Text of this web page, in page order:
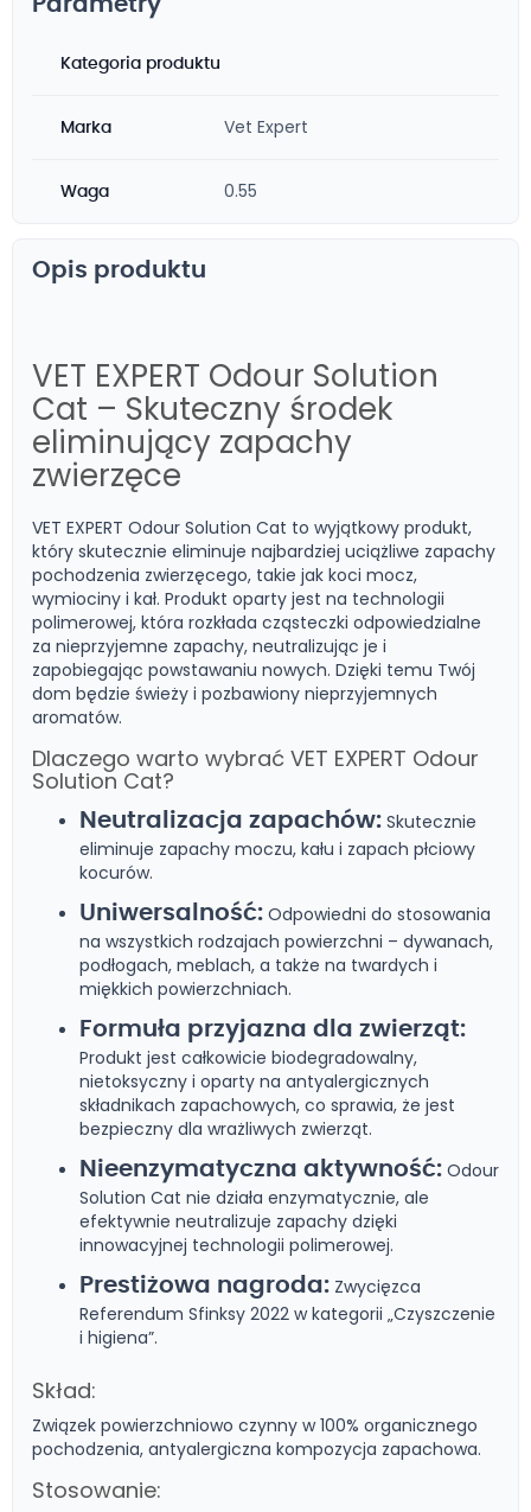
Parametry
Kategoria produktu
Marka Vet Expert
Waga 0.55
Opis produktu
VET EXPERT Odour Solution
Cat – Skuteczny środek
eliminujący zapachy
zwierzęce
VET EXPERT Odour Solution Cat to wyjątkowy produkt,
który skutecznie eliminuje najbardziej uciążliwe zapachy
pochodzenia zwierzęcego, takie jak koci mocz,
wymiociny i kał. Produkt oparty jest na technologii
polimerowej, która rozkłada cząsteczki odpowiedzialne
za nieprzyjemne zapachy, neutralizując je i
zapobiegając powstawaniu nowych. Dzięki temu Twój
dom będzie świeży i pozbawiony nieprzyjemnych
aromatów.
Dlaczego warto wybrać VET EXPERT Odour
Solution Cat?
Neutralizacja zapachów: Skutecznie
eliminuje zapachy moczu, kału i zapach płciowy
kocurów.
Uniwersalność: Odpowiedni do stosowania
na wszystkich rodzajach powierzchni – dywanach,
podłogach, meblach, a także na twardych i
miękkich powierzchniach.
Formuła przyjazna dla zwierząt:
Produkt jest całkowicie biodegradowalny,
nietoksyczny i oparty na antyalergicznych
składnikach zapachowych, co sprawia, że jest
bezpieczny dla wrażliwych zwierząt.
Nieenzymatyczna aktywność: Odour
Solution Cat nie działa enzymatycznie, ale
efektywnie neutralizuje zapachy dzięki
innowacyjnej technologii polimerowej.
Prestiżowa nagroda: Zwycięzca
Referendum Sfinksy 2022 w kategorii „Czyszczenie
i higiena”.
Skład:
Związek powierzchniowo czynny w 100% organicznego
pochodzenia, antyalergiczna kompozycja zapachowa.
Stosowanie: